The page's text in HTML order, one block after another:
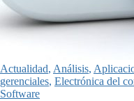
Actualidad, Análisis,
gerenciales, Electrónica del
Software